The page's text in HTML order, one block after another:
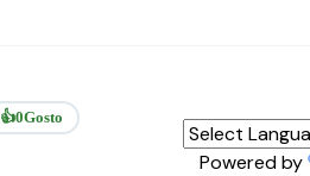
👍0Gosto
Powered by